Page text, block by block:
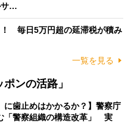
サ…
！ 毎日5万円超の延滞税が積み
一覧を見る
ンの活路」
に歯止めはかかるか？】警察庁
「警察組織の構造改革」 実